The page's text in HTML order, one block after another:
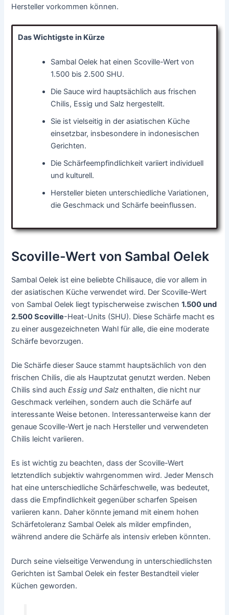
Hersteller vorkommen können.
Das Wichtigste in Kürze
Sambal Oelek hat einen Scoville-Wert von
1.500 bis 2.500 SHU.
Die Sauce wird hauptsächlich aus frischen
Chilis, Essig und Salz hergestellt.
Sie ist vielseitig in der asiatischen Küche
einsetzbar, insbesondere in indonesischen
Gerichten.
Die Schärfeempfindlichkeit variiert individuell
und kulturell.
Hersteller bieten unterschiedliche Variationen,
die Geschmack und Schärfe beeinflussen.
Scoville-Wert von Sambal Oelek
Sambal Oelek ist eine beliebte Chilisauce, die vor allem in
der asiatischen Küche verwendet wird. Der Scoville-Wert
von Sambal Oelek liegt typischerweise zwischen1.500 und
2.500 Scoville-Heat-Units (SHU). Diese Schärfe macht es
zu einer ausgezeichneten Wahl für alle, die eine moderate
Schärfe bevorzugen.
Die Schärfe dieser Sauce stammt hauptsächlich von den
frischen Chilis, die als Hauptzutat genutzt werden. Neben
Chilis sind auchEssig und Salz enthalten, die nicht nur
Geschmack verleihen, sondern auch die Schärfe auf
interessante Weise betonen. Interessanterweise kann der
genaue Scoville-Wert je nach Hersteller und verwendeten
Chilis leicht variieren.
Es ist wichtig zu beachten, dass der Scoville-Wert
letztendlich subjektiv wahrgenommen wird. Jeder Mensch
hat eine unterschiedliche Schärfeschwelle, was bedeutet,
dass die Empfindlichkeit gegenüber scharfen Speisen
variieren kann. Daher könnte jemand mit einem hohen
Schärfetoleranz Sambal Oelek als milder empfinden,
während andere die Schärfe als intensiv erleben könnten.
Durch seine vielseitige Verwendung in unterschiedlichsten
Gerichten ist Sambal Oelek ein fester Bestandteil vieler
Küchen geworden.